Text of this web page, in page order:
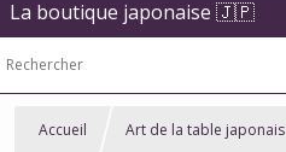
La boutique japonaise 🇯🇵
Accueil Art de la table japonais